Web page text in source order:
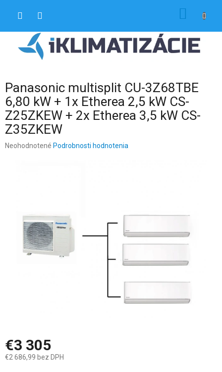
Panasonic multisplit CU-3Z68TBE
6,80 kW + 1x Etherea 2,5 kW CS-
Z25ZKEW + 2x Etherea 3,5 kW CS-
Z35ZKEW
Priemerné
Neohodnotené Podrobnosti hodnotenia
€3 305
€2 686,99 bez DPH